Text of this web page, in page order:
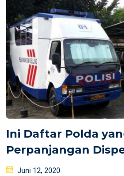
Ini Daftar Polda
Perpanjangan
Posted
Juni 12, 2020